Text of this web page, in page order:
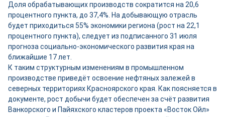
Доля обрабатывающих производств сократится на 20,6
процентного пункта, до 37,4%. На добывающую отрасль
будет приходиться 55% экономики региона (рост на 22,1
процентного пункта), следует из подписанного 31 июля
прогноза социально-экономического развития края на
ближайшие 17 лет.
К таким структурным изменениям в промышленном
производстве приведёт освоение нефтяных залежей в
северных территориях Красноярского края. Как поясняется в
документе, рост добычи будет обеспечен за счёт развития
Ванкорского и Пайяхского кластеров проекта «Восток Ойл»